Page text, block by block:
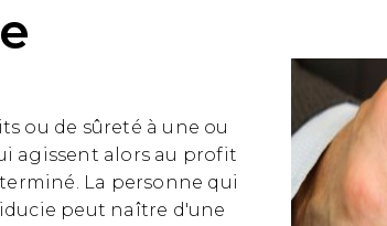
ou de sûreté à une ou
agissent alors au profit
La personne qui
peut naître d'une